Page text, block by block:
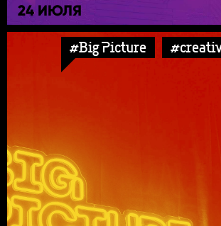
24 ИЮЛЯ
#Big Picture